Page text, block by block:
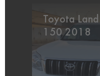
Toyota
150 2018